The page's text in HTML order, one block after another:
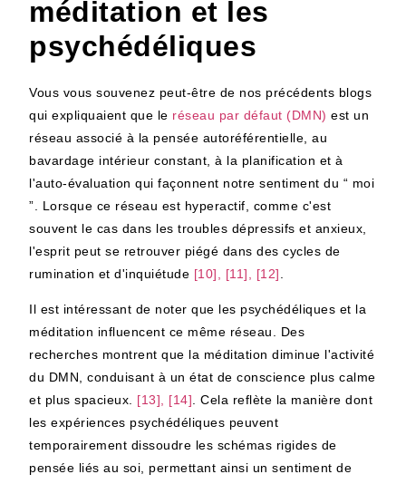
méditation et les
psychédéliques
Vous vous souvenez peut-être de nos précédents blogs
qui expliquaient que le réseau par défaut (DMN) est un
réseau associé à la pensée autoréférentielle, au
bavardage intérieur constant, à la planification et à
l'auto-évaluation qui façonnent notre sentiment du “ moi
”. Lorsque ce réseau est hyperactif, comme c'est
souvent le cas dans les troubles dépressifs et anxieux,
l'esprit peut se retrouver piégé dans des cycles de
rumination et d'inquiétude [10], [11], [12]
Il est intéressant de noter que les psychédéliques et la
méditation influencent ce même réseau. Des
recherches montrent que la méditation diminue l'activité
du DMN, conduisant à un état de conscience plus calme
et plus spacieux. [13], [14] . Cela reflète la manière dont
les expériences psychédéliques peuvent
temporairement dissoudre les schémas rigides de
pensée liés au soi, permettant ainsi un sentiment de